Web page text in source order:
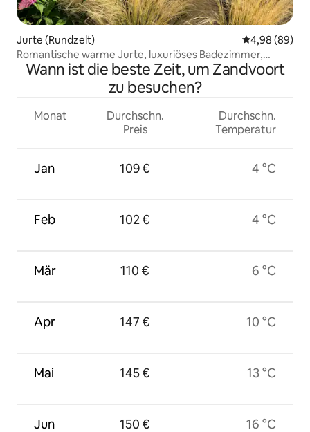
Jurte (Rundzelt)
4,98 (89)
Romantische warme Jurte, luxuriöses Badezimmer,
kostenloses P
Wann ist die beste Zeit, um Zandvoort
zu besuchen?
Monat
Jan
Feb
Mär
Apr
Mai
Jun
Durchschn.
Preis
109 €
102 €
110 €
147 €
145 €
150 €
Durchschn.
Temperatur
4 °C
4 °C
6 °C
10 °C
13 °C
16 °C